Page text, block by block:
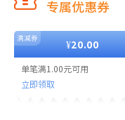
专属优惠券
¥20.00
单笔满1.00元可用
立即领取